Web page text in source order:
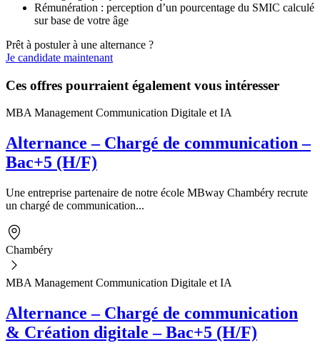
Rémunération : perception d’un pourcentage du SMIC calculé
sur base de votre âge
Prêt à postuler à une alternance ?
Je candidate maintenant
Ces offres pourraient également vous intéresser
MBA Management Communication Digitale et IA
Alternance – Chargé de communication –
Bac+5 (H/F)
Une entreprise partenaire de notre école MBway Chambéry recrute
un chargé de communication...
Chambéry
MBA Management Communication Digitale et IA
Alternance – Chargé de communication
& Création digitale – Bac+5 (H/F)